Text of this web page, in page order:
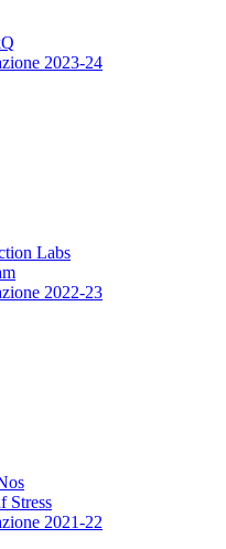
2023-24
Labs
2022-23
Stress
2021-22